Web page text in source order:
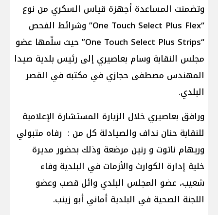
وتضمنت المساعدة أجهزة قياس السكري من نوع
“One Touch Select Plus Flex” وشرائط الفحص
“One Touch Select Plus Strips” حيث سلّمها عضو
مجلس النقابة وسام بعاصيري إلى رئيس بلدية صيدا
المهندس مصطفى حجازي في مكتبه في القصر
البلدي.
ورافق بعاصيري خلال الزيارة المستشارة الإعلامية
للنقابة حنان نداف والصيادلة كل من : رفاه متبولي
وريهام ناتوت و رنين مرضعة وذلك بحضور مديرة
خلية إدارة الكوارث والأزمات في البلدية وفاء
شعيب، عضو المجلس البلدي وائل قصب وعضو
اللجنة الصحية في البلدية أماني أبو زينب.